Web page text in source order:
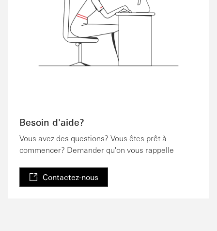
Besoin d'aide?
Vous avez des questions? Vous êtes prêt à
commencer? Demander qu'on vous rappelle
Contactez-nous